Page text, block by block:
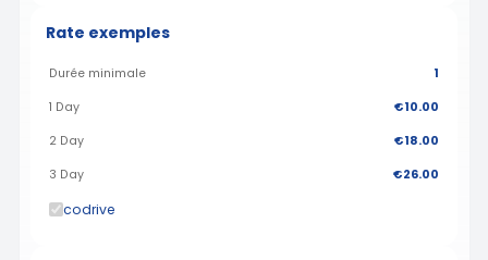
Rate exemples
Durée minimale 1
1 Day €10.00
2 Day €18.00
3 Day €26.00
codrive